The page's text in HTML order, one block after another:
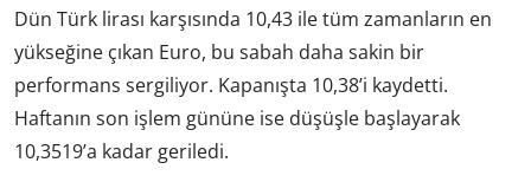
Dün Türk lirası karşısında 10,43 ile tüm zamanların en
yükseğine çıkan Euro, bu sabah daha sakin bir
performans sergiliyor. Kapanışta 10,38’i kaydetti.
Haftanın son işlem gününe ise düşüşle başlayarak
10,3519’a kadar geriledi.